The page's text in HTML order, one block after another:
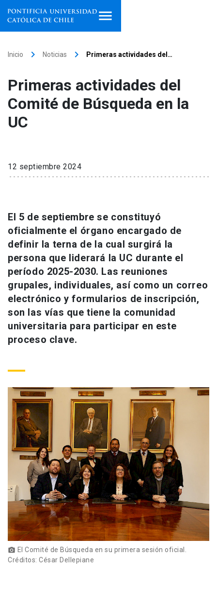
Facultades, escuelas e
institutos
Investigación
Extensión
Universidad
Información para keyboard_arrow_down
Futuros estudiantes
Estudiantes
Académicos
Personal
Alumni
Padres y familia
Vecinos launch
Go to english site launch
ACCESOS DIRECTOS
Admisión launch
Mi Cuenta UC launch
Medios Biblioteca launch
Donaciones
Inicio keyboard_arrow_right Noticias keyboard_arrow_right Primeras actividades del…
Primeras actividades del
Comité de Búsqueda en la
UC
12 septiembre 2024
El 5 de septiembre se constituyó
oficialmente el órgano encargado de
definir la terna de la cual surgirá la
persona que liderará la UC durante el
período 2025-2030. Las reuniones
grupales, individuales, así como un correo
electrónico y formularios de inscripción,
son las vías que tiene la comunidad
universitaria para participar en este
proceso clave.
photo_camera El Comité de Búsqueda en su primera sesión oficial.
Créditos: César Dellepiane